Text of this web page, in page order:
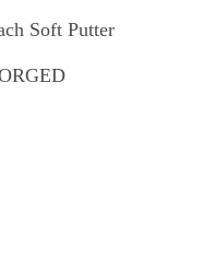
Soft Putter